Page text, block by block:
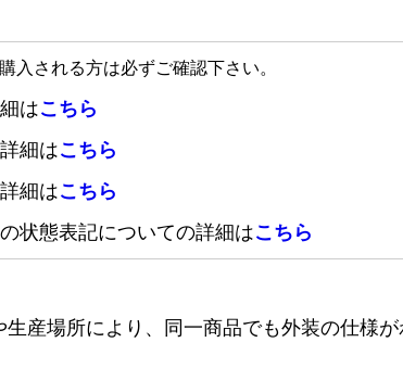
入される方は必ずご確認下さい。
はこちら
細はこちら
細はこちら
状態表記についての詳細はこちら
産場所により、同一商品でも外装の仕様